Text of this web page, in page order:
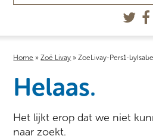
Home »Zoë Livay »ZoeLivay-Pers1-
Helaas.
Het lijkt erop dat we niet
naar zoekt.